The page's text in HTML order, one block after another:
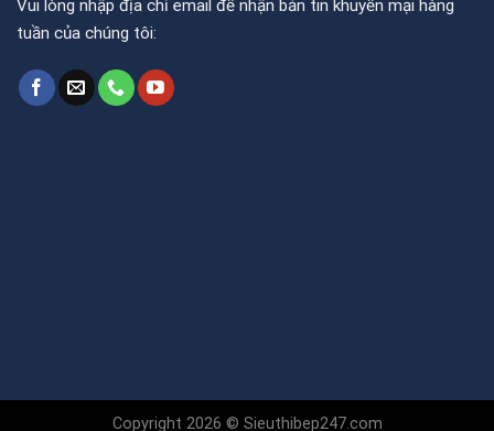
Vui lòng nhập địa chỉ email để nhận bản tin khuyến mại hàng
tuần của chúng tôi:
Copyright 2026 © Sieuthibep247.com